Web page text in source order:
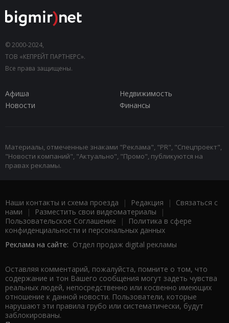
© 2000-2024,
ТОВ «КЕПРЕЙТ ПАРТНЕРС».
Все права защищены.
Афиша
Недвижимость
Новости
Финансы
Материалы, отмеченные знаками "Реклама", "PR", "Спецпроект",
"Новости компаний", "Актуально", "Промо", публикуются на
правах рекламы.
Наши контакты и схема проезда | Редакция | Связаться с
нами | Разместить свои видеоматериалы |
Пользовательское Соглашение |
Политика в сфере
конфиденциальности и персональных данных
Реклама на сайте: Отдел продаж digital рекламы
Оставляя комментарий, пожалуйста, помните о том, что
содержание и тон Вашего сообщения могут задеть чувства
реальных людей, непосредственно или косвенно имеющих
отношение к данной новости. Пользователи, которые
нарушают эти правила грубо или систематически, будут
заблокированы.